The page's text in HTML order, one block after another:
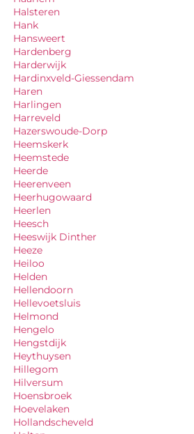
Halsteren
Hank
Hansweert
Hardenberg
Harderwijk
Hardinxveld-Giessendam
Haren
Harlingen
Harreveld
Hazerswoude-Dorp
Heemskerk
Heemstede
Heerde
Heerenveen
Heerhugowaard
Heerlen
Heesch
Heeswijk Dinther
Heeze
Heiloo
Helden
Hellendoorn
Hellevoetsluis
Helmond
Hengelo
Hengstdijk
Heythuysen
Hillegom
Hilversum
Hoensbroek
Hoevelaken
Hollandscheveld